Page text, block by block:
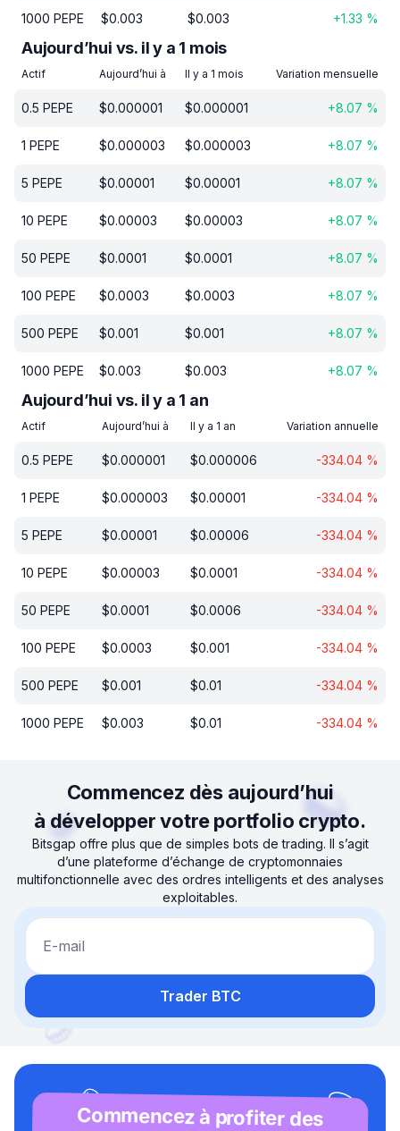
1000 PEPE $0.003 $0.003 +1.33 %
Aujourd’hui vs. il y a 1 mois
Actif Aujourd’hui à Il y a 1 mois Variation mensuelle
0.5 PEPE $0.000001 $0.000001 +8.07 %
1 PEPE $0.000003 $0.000003 +8.07 %
5 PEPE $0.00001 $0.00001 +8.07 %
10 PEPE $0.00003 $0.00003 +8.07 %
50 PEPE $0.0001 $0.0001 +8.07 %
100 PEPE $0.0003 $0.0003 +8.07 %
500 PEPE $0.001 $0.001 +8.07 %
1000 PEPE $0.003 $0.003 +8.07 %
Aujourd’hui vs. il y a 1 an
Actif Aujourd’hui à Il y a 1 an Variation annuelle
0.5 PEPE $0.000001 $0.000006 -334.04 %
1 PEPE $0.000003 $0.00001 -334.04 %
5 PEPE $0.00001 $0.00006 -334.04 %
10 PEPE $0.00003 $0.0001 -334.04 %
50 PEPE $0.0001 $0.0006 -334.04 %
100 PEPE $0.0003 $0.001 -334.04 %
500 PEPE $0.001 $0.01 -334.04 %
1000 PEPE $0.003 $0.01 -334.04 %
Commencez dès aujourd’hui
à développer votre portfolio crypto.
Bitsgap offre plus que de simples bots de trading. Il s’agit
d’une plateforme d’échange de cryptomonnaies
multifonctionnelle avec des ordres intelligents et des analyses
exploitables.
E-mail
Trader BTC
Commencez à profiter des